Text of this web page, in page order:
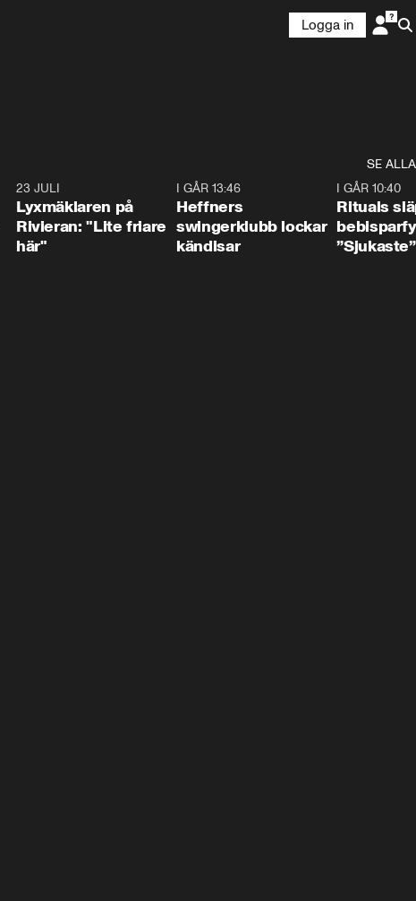
Logga in
SE ALLA
23 JULI
Lyxmäklaren på
Rivieran: "Lite friare
här"
I GÅR 13:46
Heffners
swingerklubb lockar
kändisar
I GÅR 10:40
Rituals
”Sjukaste”